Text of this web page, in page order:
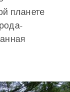
планете